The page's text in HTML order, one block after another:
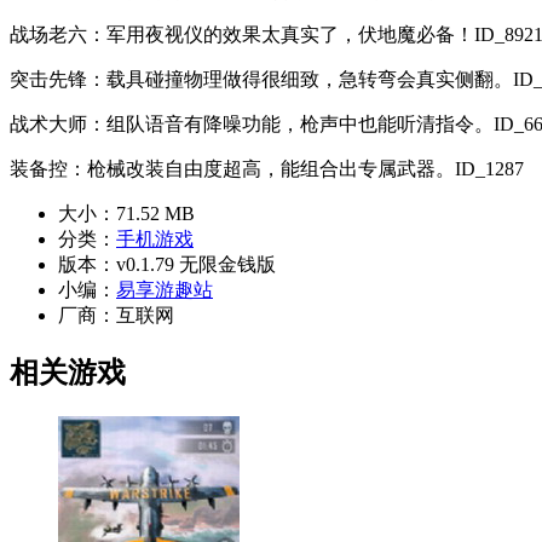
战场老六：军用夜视仪的效果太真实了，伏地魔必备！ID_8921
突击先锋：载具碰撞物理做得很细致，急转弯会真实侧翻。
战术大师：组队语音有降噪功能，枪声中也能听清指令。
装备控：枪械改装自由度超高，能组合出专属武器。ID_1287
大小： 71.52 MB
分类： 手机游戏
版本： v0.1.79 无限金钱版
小编： 易享游趣站
厂商： 互联网
相关游戏